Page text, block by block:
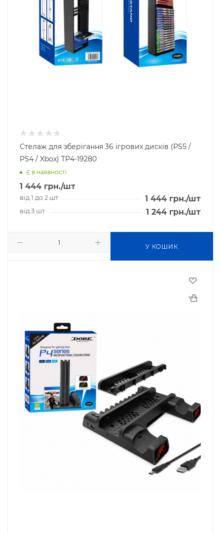
Стелаж для зберігання 36 ігрових дисків (PS5 /
PS4 / Xbox) TP4-19280
Є в наявності
1 444 грн./шт
від 1 до 2 шт 1 444 грн./шт
від 3 шт 1 244 грн./шт
У КОШИК